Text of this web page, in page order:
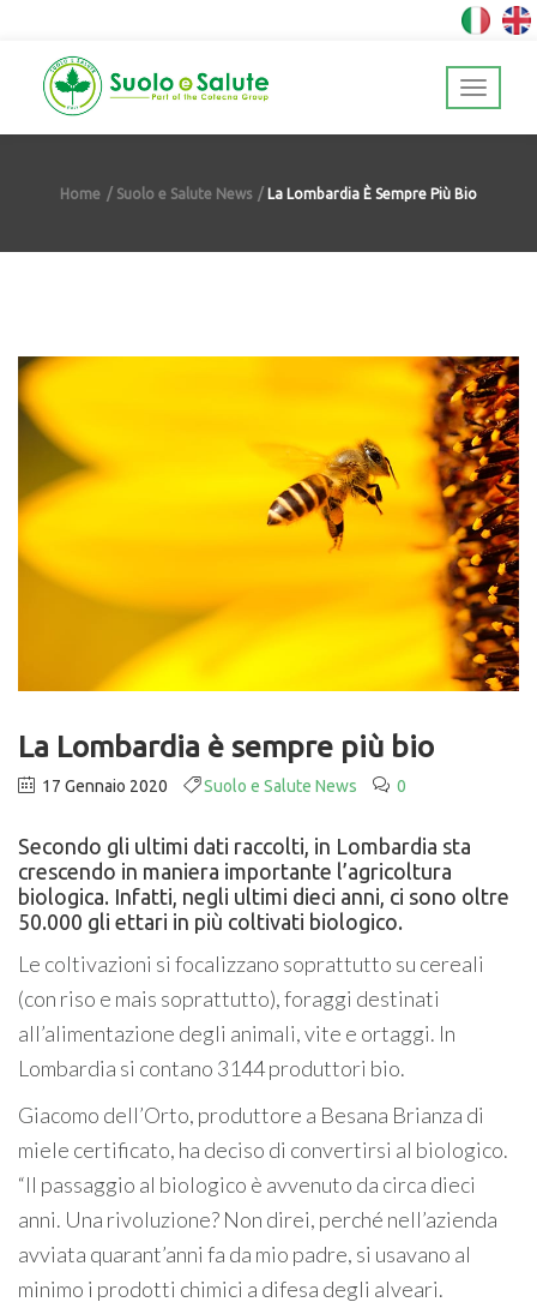
Home Suolo e Salute News La Lombardia È Sempre Più Bio
La Lombardia è sempre più bio
17 Gennaio 2020 Suolo e Salute News 0
Secondo gli ultimi dati raccolti, in Lombardia sta
crescendo in maniera importante l’agricoltura
biologica. Infatti, negli ultimi dieci anni, ci sono oltre
50.000 gli ettari in più coltivati biologico.
Le coltivazioni si focalizzano soprattutto su cereali
(con riso e mais soprattutto), foraggi destinati
all’alimentazione degli animali, vite e ortaggi. In
Lombardia si contano 3144 produttori bio.
Giacomo dell’Orto, produttore a Besana Brianza di
miele certificato, ha deciso di convertirsi al biologico.
“Il passaggio al biologico è avvenuto da circa dieci
anni. Una rivoluzione? Non direi, perché nell’azienda
avviata quarant’anni fa da mio padre, si usavano al
minimo i prodotti chimici a difesa degli alveari.